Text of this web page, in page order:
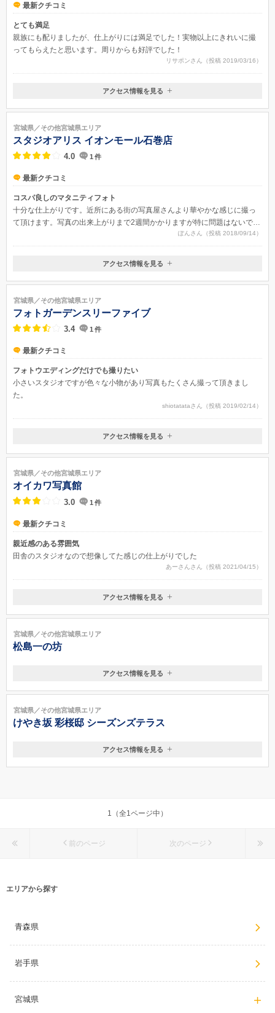
最新クチコミ
とても満足
親族にも配りましたが、仕上がりには満足でした！実物以上にきれいに撮
ってもらえたと思います。周りからも好評でした！
リサポンさん（投稿 2019/03/16）
宮城県角田市角田字町200
アクセス情報を見る
宮城県／その他宮城県エリア
スタジオアリス イオンモール石巻店
4.0 1 件
最新クチコミ
コスパ良しのマタニティフォト
十分な仕上がりです。近所にある街の写真屋さんより華やかな感じに撮っ
て頂けます。写真の出来上がりまで2週間かかりますが特に問題はないで
ぽんさん（投稿 2018/09/14）
宮城県石巻市 茜平 4-104 イオンモール石巻２F
アクセス情報を見る
宮城県／その他宮城県エリア
フォトガーデンスリーファイブ
3.4 1 件
最新クチコミ
フォトウエディングだけでも撮りたい
小さいスタジオですが色々な小物があり写真もたくさん撮って頂きまし
た。
shiotatataさん（投稿 2019/02/14）
宮城県気仙沼市田中前4丁目6-10(神山川沿い）
アクセス情報を見る
宮城県／その他宮城県エリア
オイカワ写真館
3.0 1 件
最新クチコミ
親近感のある雰囲気
田舎のスタジオなので想像してた感じの仕上がりでした
あーさんさん（投稿 2021/04/15）
宮城県登米市中田町石森加賀野2-5-15
アクセス情報を見る
宮城県／その他宮城県エリア
松島一の坊
宮城県宮城郡松島町高城字浜1-4
東北本線松島駅 / 仙石線松島海岸駅
アクセス情報を見る
宮城県／その他宮城県エリア
けやき坂 彩桜邸 シーズンズテラス
宮城県富谷市上桜木2‐3-2
アクセス情報を見る
1（全1ページ中）
前のページ 次のページ
エリアから探す
青森県
岩手県
宮城県